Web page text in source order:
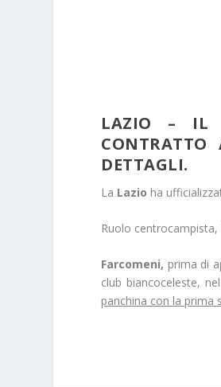
LAZIO – IL
CONTRATTO
DETTAGLI.
La Lazio ha
Ruolo centrocampista,
Farcomeni, prima di
club biancoceleste, nel
panchina con la prima